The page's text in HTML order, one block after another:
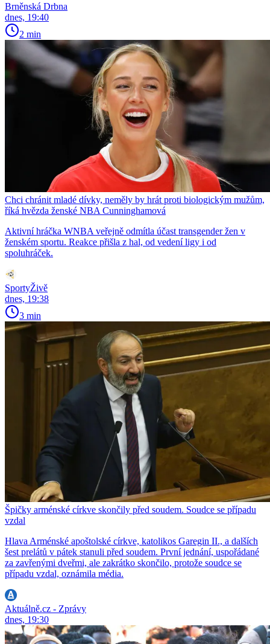
Brněnská Drbna
dnes, 19:40
2 min
Chci chránit mladé dívky, neměly by hrát proti biologickým mužům,
říká hvězda ženské NBA Cunninghamová
Aktivní hráčka WNBA veřejně odmítla účast transgender žen v
ženském sportu. Reakce přišla z hal, od vedení ligy i od
spoluhráček.
SportyŽivě
dnes, 19:38
3 min
Špičky arménské církve skončily před soudem. Soudce se případu
vzdal
Hlava Arménské apoštolské církve, katolikos Garegin II., a dalších
šest prelátů v pátek stanuli před soudem. První jednání, uspořádané
za zavřenými dveřmi, ale zakrátko skončilo, protože soudce se
případu vzdal, oznámila média.
Aktuálně.cz - Zprávy
dnes, 19:30